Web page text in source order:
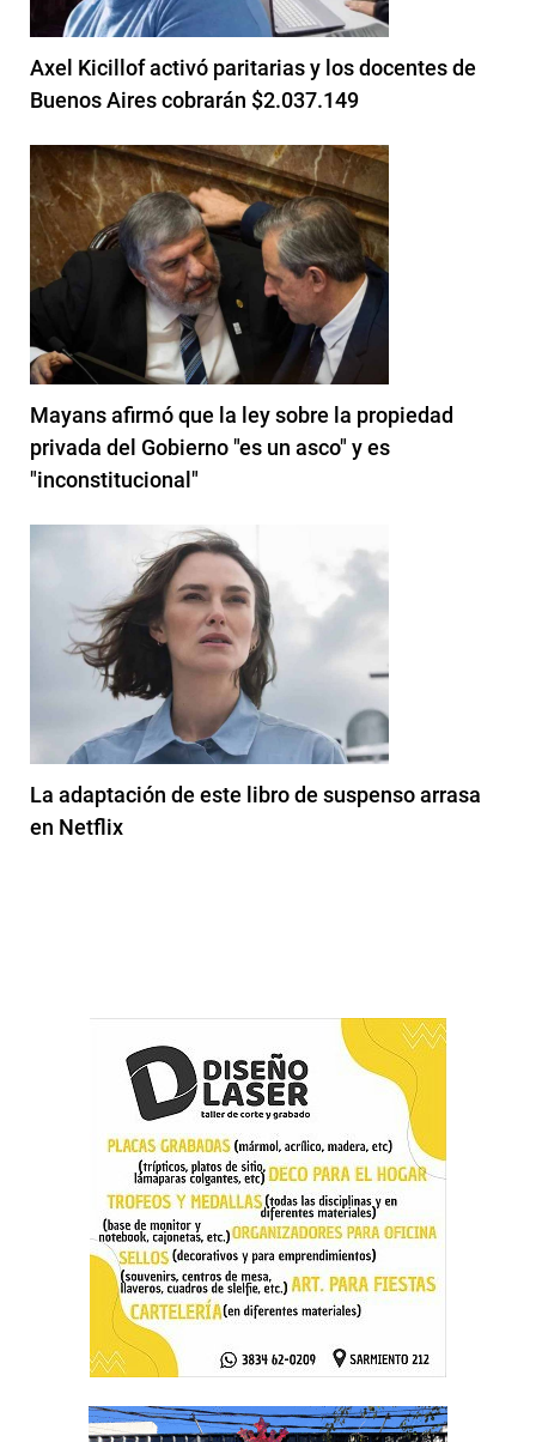
Axel Kicillof activó paritarias y los docentes de
Buenos Aires cobrarán $2.037.149
Mayans afirmó que la ley sobre la propiedad
privada del Gobierno "es un asco" y es
"inconstitucional"
La adaptación de este libro de suspenso arrasa
en Netflix